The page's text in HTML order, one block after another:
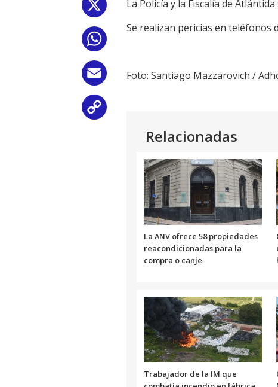
Email
La Policía y la Fiscalía de
Se realizan pericias en teléfonos
Foto: Santiago Mazzarovich /
Relacionadas
La ANV ofrece 58 propiedades
reacondicionadas para la
compra o canje
Trabajador de la IM que